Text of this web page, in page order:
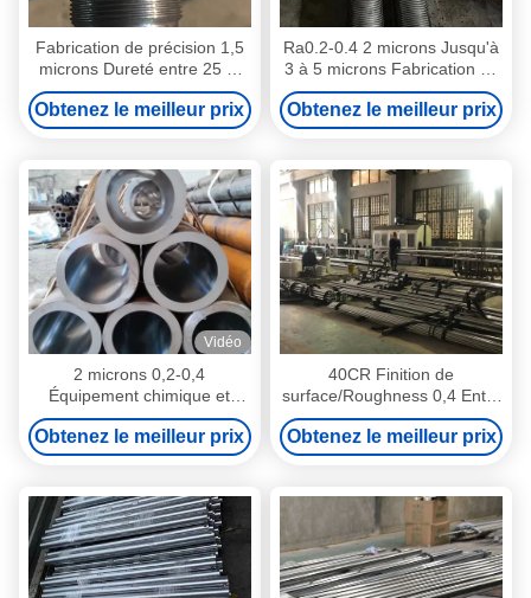
Fabrication de précision 1,5
microns Dureté entre 25 et
30 degrés
Obtenez le meilleur prix
Ra0.2-0.4 2 microns Jusqu'à
3 à 5 microns Fabrication de
précision de bâtons de piston
au chrome
Obtenez le meilleur prix
Vidéo
2 microns 0,2-0,4
Équipement chimique et
énergétique
Obtenez le meilleur prix
40CR Finition de
surface/Roughness 0,4 Entre
50 et 55 degrés
Obtenez le meilleur prix